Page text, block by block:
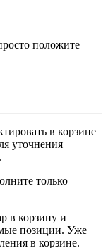
положите
в корзине
уточнения
только
в корзину и
позиции. Уже
в корзине.